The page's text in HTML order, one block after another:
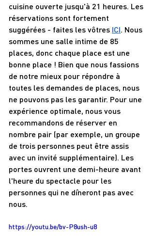
cuisine ouverte jusqu'à 21 heures. Les
réservations sont fortement
suggérées - faites les vôtres ICI. Nous
sommes une salle intime de 85
places, donc chaque place est une
bonne place ! Bien que nous fassions
de notre mieux pour répondre à
toutes les demandes de places, nous
ne pouvons pas les garantir. Pour une
expérience optimale, nous vous
recommandons de réserver en
nombre pair (par exemple, un groupe
de trois personnes peut être assis
avec un invité supplémentaire). Les
portes ouvrent une demi-heure avant
l'heure du spectacle pour les
personnes qui ne dîneront pas avec
nous.
https://youtu.be/bv-P8ush-u8